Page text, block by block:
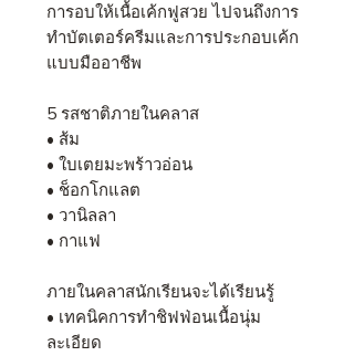
การอบให้เนื้อเค้กฟูสวย ไปจนถึงการ
ทำบัตเตอร์ครีมและการประกอบเค้ก
แบบมืออาชีพ
5 รสชาติภายในคลาส
• ส้ม
• ใบเตยมะพร้าวอ่อน
• ช็อกโกแลต
• วานิลลา
• กาแฟ
ภายในคลาสนักเรียนจะได้เรียนรู้
• เทคนิคการทำชิฟฟ่อนเนื้อนุ่ม
ละเอียด